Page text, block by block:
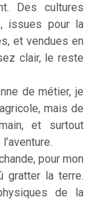
Des cultures
issues pour la
et vendues en
clair, le reste
de métier, je
mais de
et surtout
pour mon
gratter la terre.
de la